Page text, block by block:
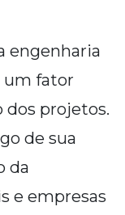
engenharia
um fator
dos projetos.
de sua
da
e empresas